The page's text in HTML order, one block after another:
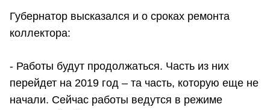
Губернатор высказался и о сроках ремонта
коллектора:
- Работы будут продолжаться. Часть из них
перейдет на 2019 год – та часть, которую еще не
начали. Сейчас работы ведутся в режиме